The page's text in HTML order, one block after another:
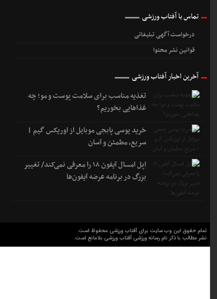
تماس با آفتاب ورزشی
درخواست آگهی تبلیغاتی
قوانین نشر محتوا
آخرین اخبار آفتاب ورزشی
تغذیه مناسب برای سلامت پوست و مو؛ چه
غذاهایی بخوریم؟
خرید یوسی پابجی موبایل از اوریکس گیم |
سریع، مطمئن و آسان
اپل امسال آیفون ۱۸ را معرفی نمی‌کند/ تغییر
بزرگ در برنامه عرضه آیفون‌ها
تمام حقوق این وب سایت برای آفتاب ورزشی محفوظ است.
نشر مطالب با ذکر نام رسانه ورزشی آفتاب ورزشی بلامانع است.